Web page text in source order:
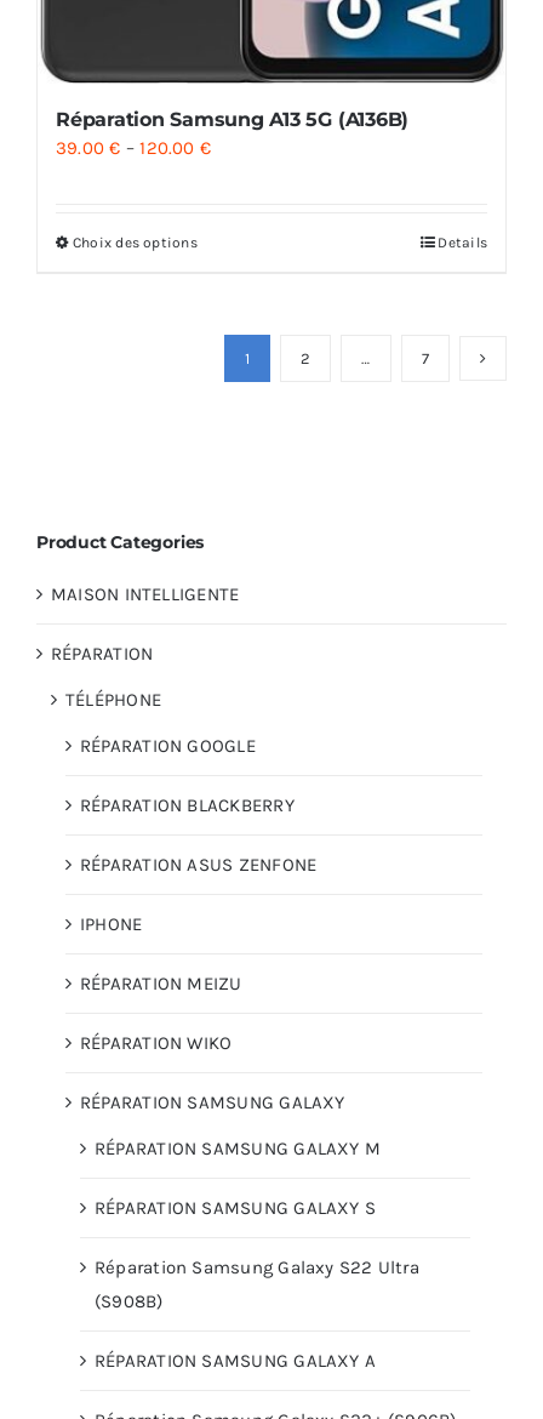
Réparation Samsung A13 5G (A136B)
39.00€ –120.00 €
Choix des options Details
1 2 … 7
Product Categories
MAISON INTELLIGENTE
RÉPARATION
TÉLÉPHONE
RÉPARATION GOOGLE
RÉPARATION BLACKBERRY
RÉPARATION ASUS ZENFONE
IPHONE
RÉPARATION MEIZU
RÉPARATION WIKO
RÉPARATION SAMSUNG GALAXY
RÉPARATION SAMSUNG GALAXY M
RÉPARATION SAMSUNG GALAXY S
Réparation Samsung Galaxy S22 Ultra
(S908B)
RÉPARATION SAMSUNG GALAXY A